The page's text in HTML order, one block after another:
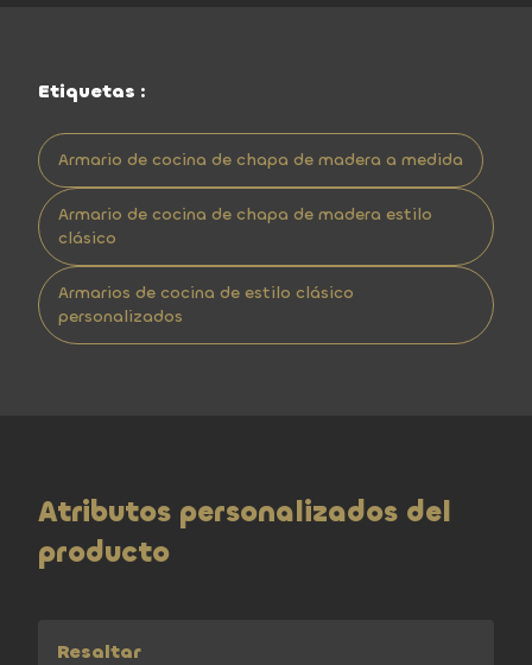
Etiquetas :
Armario de cocina de chapa de madera a medida
Armario de cocina de chapa de madera estilo
clásico
Armarios de cocina de estilo clásico
personalizados
Atributos personalizados del
producto
Resaltar